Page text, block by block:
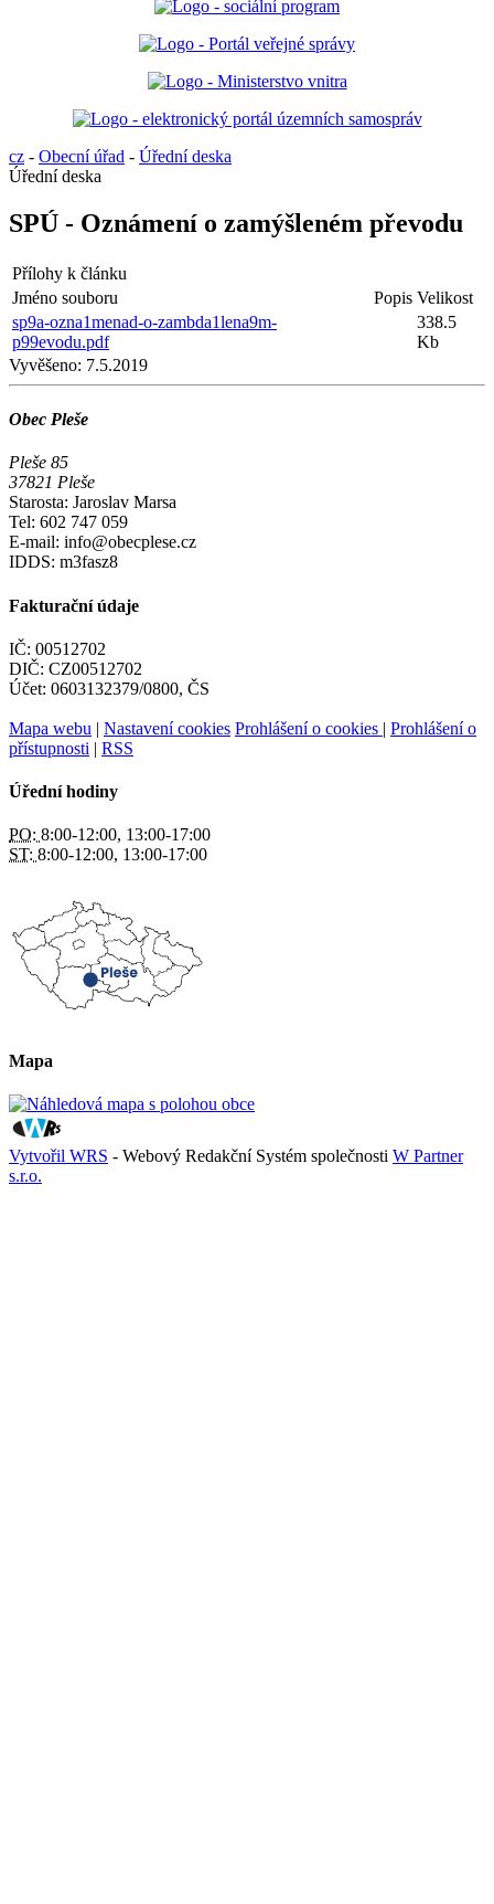
cz - Obecní úřad - Úřední deska
Úřední deska
SPÚ - Oznámení o zamýšleném převodu
Přílohy k článku
Jméno souboru
Popis Velikost
sp9a-ozna1menad-o-zambda1lena9m-
p99evodu.pdf
338.5
Kb
Vyvěšeno: 7.5.2019
Obec Pleše
Pleše 85
37821 Pleše
Starosta: Jaroslav Marsa
Tel: 602 747 059
E-mail: info@obecplese.cz
IDDS: m3fasz8
Fakturační údaje
IČ: 00512702
DIČ: CZ00512702
Účet: 0603132379/0800, ČS
Mapa webu | Nastavení cookies Prohlášení o cookies | Prohlášení o
přístupnosti | RSS
Úřední hodiny
PO: 8:00-12:00, 13:00-17:00
ST: 8:00-12:00, 13:00-17:00
Mapa
Vytvořil WRS - Webový Redakční Systém společnosti W Partner
s.r.o.